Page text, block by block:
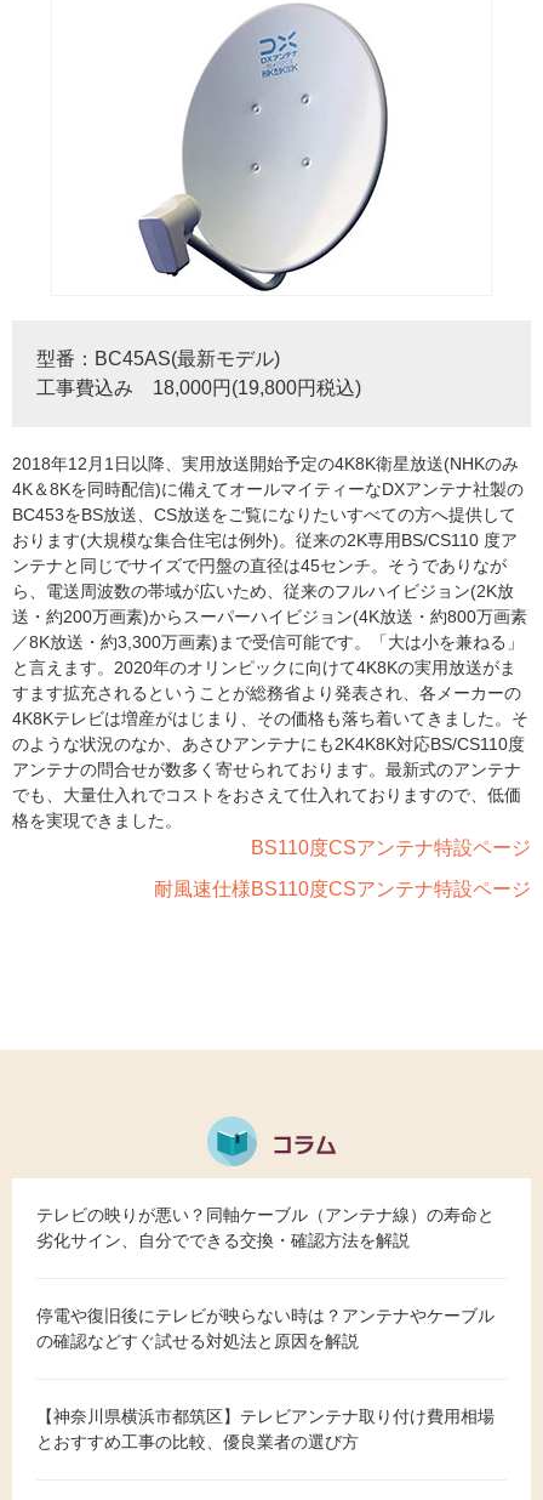
型番：BC45AS(最新モデル)
工事費込み 18,000円(19,800円税込)
2018年12月1日以降、実用放送開始予定の4K8K衛星放送(NHKのみ
4K＆8Kを同時配信)に備えてオールマイティーなDXアンテナ社製の
BC453をBS放送、CS放送をご覧になりたいすべての方へ提供して
おります(大規模な集合住宅は例外)。従来の2K専用BS/CS110 度ア
ンテナと同じでサイズで円盤の直径は45センチ。そうでありなが
ら、電送周波数の帯域が広いため、従来のフルハイビジョン(2K放
送・約200万画素)からスーパーハイビジョン(4K放送・約800万画素
／8K放送・約3,300万画素)まで受信可能です。「大は小を兼ねる」
と言えます。2020年のオリンピックに向けて4K8Kの実用放送がま
すます拡充されるということが総務省より発表され、各メーカーの
4K8Kテレビは増産がはじまり、その価格も落ち着いてきました。そ
のような状況のなか、あさひアンテナにも2K4K8K対応BS/CS110度
アンテナの問合せが数多く寄せられております。最新式のアンテナ
でも、大量仕入れでコストをおさえて仕入れておりますので、低価
格を実現できました。
BS110度CSアンテナ特設ページ
耐風速仕様BS110度CSアンテナ特設ページ
テレビの映りが悪い？同軸ケーブル（アンテナ線）の寿命と
劣化サイン、自分でできる交換・確認方法を解説
停電や復旧後にテレビが映らない時は？アンテナやケーブル
の確認などすぐ試せる対処法と原因を解説
【神奈川県横浜市都筑区】テレビアンテナ取り付け費用相場
とおすすめ工事の比較、優良業者の選び方